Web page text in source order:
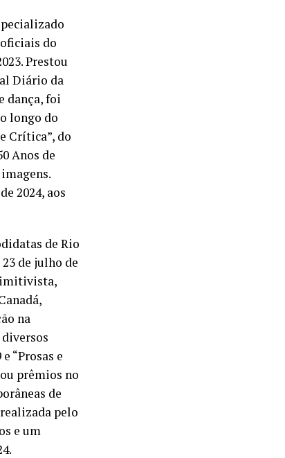
do
Prestou
Diário da
dança, foi
longo do
Crítica”, do
Anos de
2024, aos
de Rio
de julho de
na
“Prosas e
prêmios no
de
pelo
e um